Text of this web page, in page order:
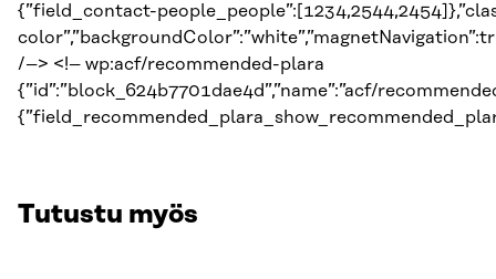
{”field_contact-
/–> <!– wp:acf/recommended-plara
{”id”:”block_624b7701dae4d”,”name”:”acf/
Tutustu myös